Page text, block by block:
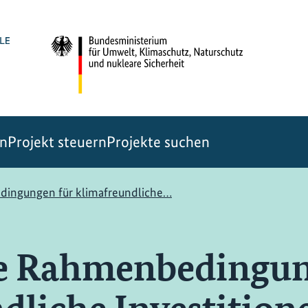
Projekt steuernProjekte suchen
für klimafreundliche…